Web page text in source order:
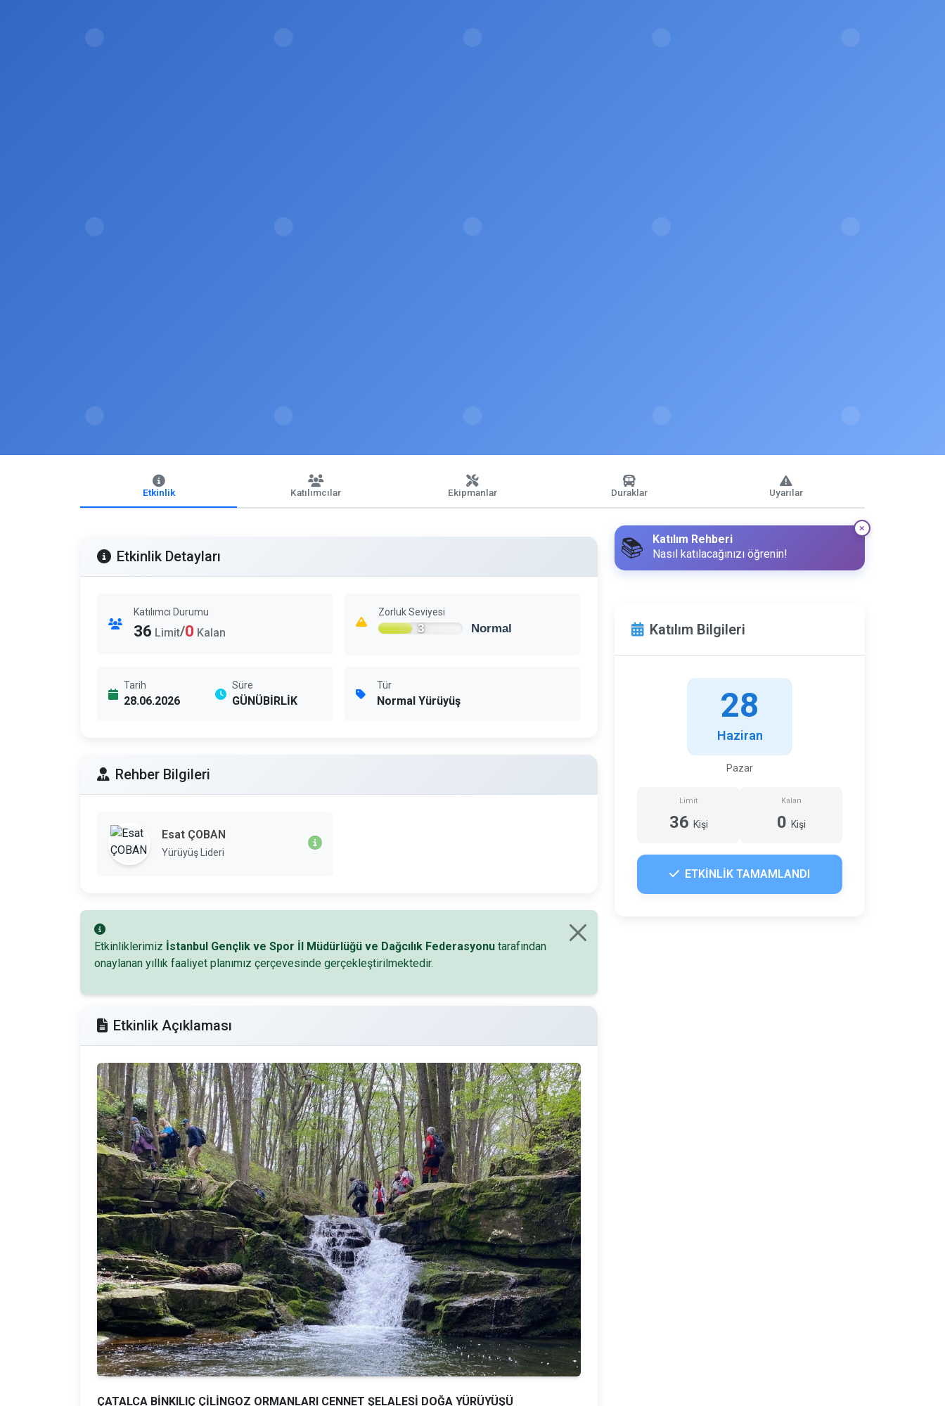
Etkinlik Katılımcılar Ekipmanlar Duraklar Uyarılar
Etkinlik Detayları
Katılımcı Durumu
36 Limit/0 Kalan
Zorluk Seviyesi
3 Normal
Tarih
28.06.2026
Süre
GÜNÜBİRLİK
Tür
Normal Yürüyüş
Rehber Bilgileri
Esat ÇOBAN
Yürüyüş Lideri
Etkinliklerimiz İstanbul Gençlik ve Spor İl Müdürlüğü ve Dağcılık Federasyonu tarafından
onaylanan yıllık faaliyet planımız çerçevesinde gerçekleştirilmektedir.
Etkinlik Açıklaması
ÇATALCA BİNKILIÇ ÇİLİNGOZ ORMANLARI CENNET ŞELALESİ DOĞA YÜRÜYÜŞÜ
📚
Katılım Rehberi
Nasıl katılacağınızı öğrenin!
Katılım Bilgileri
28
Haziran
Pazar
Limit
36 Kişi
Kalan
0 Kişi
ETKİNLİK TAMAMLANDI